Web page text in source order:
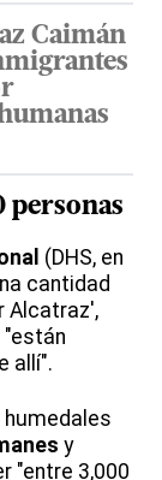
Caimán
personas
(DHS, en
cantidad
Alcatraz',
"están
allí".
y
"entre 3,000